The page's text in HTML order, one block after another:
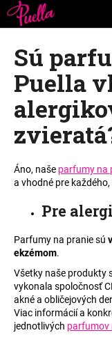
Prejsť
na
obsah
Sú
Puella
Áno, naše parfumy na
a vhodné pre
Pre
Parfumy na pranie sú
ekzémom.
Všetky naše produkty
vykonala spoločnosť
akné a obličejových
Viac informácií a
jednotlivých parfumov
K
o
Č
o
p
o
t
r
e
j
e
t
e
n
á